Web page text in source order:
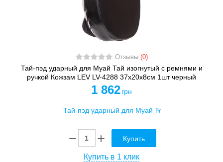
Отзывы (0)
Тай-пэд ударный для Муай Тай изогнутый с ремнями и
ручкой Кожзам LEV LV-4288 37x20x8см 1шт черный
1 862 грн
Купить
Купить в 1 клик